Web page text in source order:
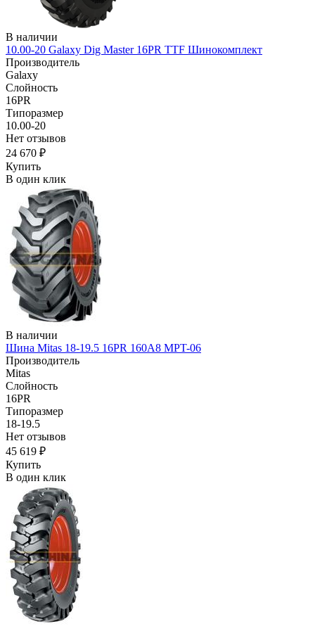
В наличии
10.00-20 Galaxy Dig Master 16PR TTF Шинокомплект
Производитель
Galaxy
Слойность
16PR
Типоразмер
10.00-20
Нет отзывов
24 670 ₽
Купить
В один клик
В наличии
Шина Mitas 18-19.5 16PR 160A8 MPT-06
Производитель
Mitas
Слойность
16PR
Типоразмер
18-19.5
Нет отзывов
45 619 ₽
Купить
В один клик